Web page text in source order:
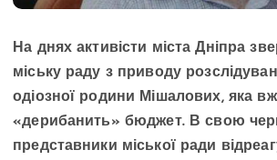
На днях активісти міста Дніпра
міську раду з приводу
одіозної родини Мішалових, яка
«дерибанить» бюджет. В свою
представники міської ради